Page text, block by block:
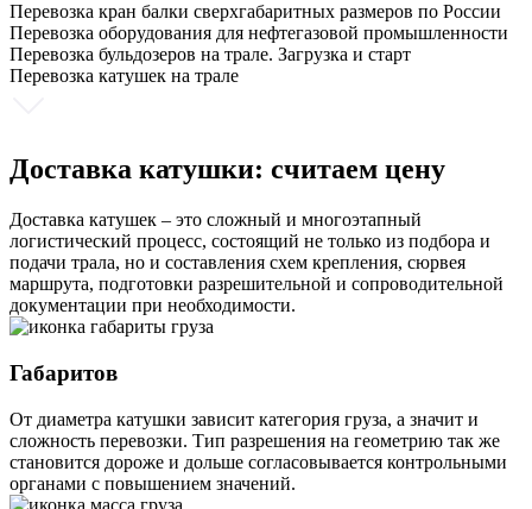
Перевозка кран балки сверхгабаритных размеров по России
Перевозка оборудования для нефтегазовой промышленности
Перевозка бульдозеров на трале. Загрузка и старт
Перевозка катушек на трале
Доставка катушки: считаем цену
Доставка катушек – это сложный и многоэтапный
логистический процесс, состоящий не только из подбора и
подачи трала, но и составления схем крепления, сюрвея
маршрута, подготовки разрешительной и сопроводительной
документации при необходимости.
Габаритов
От диаметра катушки зависит категория груза, а значит и
сложность перевозки. Тип разрешения на геометрию так же
становится дороже и дольше согласовывается контрольными
органами с повышением значений.